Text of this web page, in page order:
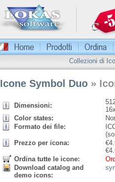
Collezioni di
Icone Symbol Duo »
Dimensioni:
Color states:
Formato dei file:
Prezzo per icona:
€
€
Ordina tutte le icone:
Download catalog and
demo icons: